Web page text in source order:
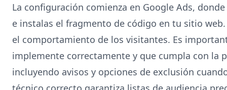
La configuración comienza en Google Ads,
e instalas el fragmento de código en tu sitio
el comportamiento de los visitantes. Es
implemente correctamente y que cumpla con la
incluyendo avisos y opciones de exclusión